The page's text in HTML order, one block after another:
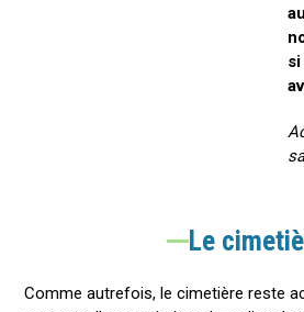
Le
Comme autrefois, le cimetière reste